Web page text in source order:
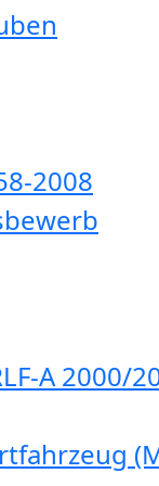
2008
A 2000/